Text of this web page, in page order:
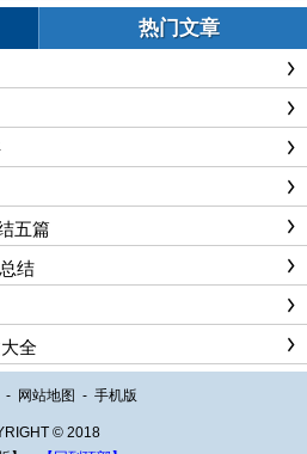
热门文章
五篇
结
全
- 网站地图 - 手机版
© 2018